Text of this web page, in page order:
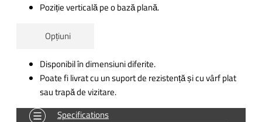
Poziție verticală pe o bază plană.
Opțiuni
Disponibil în dimensiuni diferite.
Poate fi livrat cu un suport de rezistență și cu vârf plat
sau trapă de vizitare.
Specifications